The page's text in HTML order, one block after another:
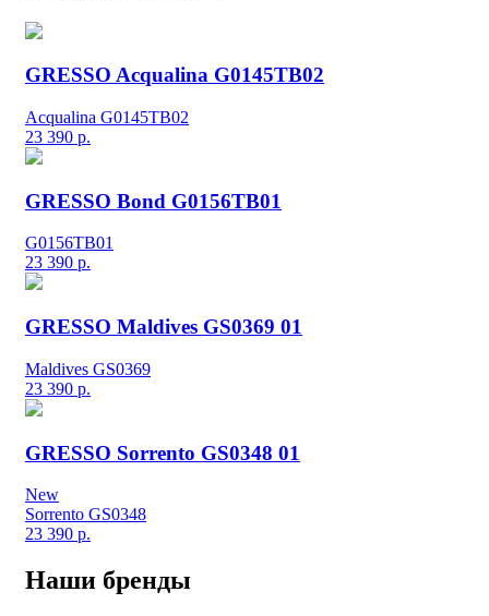
GRESSO Acqualina G0145TB02
Acqualina G0145TB02
23 390 р.
GRESSO Bond G0156TB01
G0156TB01
23 390 р.
GRESSO Maldives GS0369 01
Maldives GS0369
23 390 р.
GRESSO Sorrento GS0348 01
New
Sorrento GS0348
23 390 р.
Наши бренды